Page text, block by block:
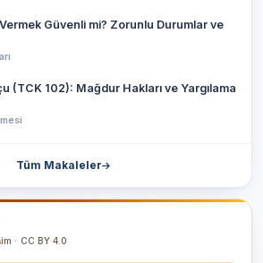
Güvenli mi? Zorunlu Durumlar ve
(TCK 102): Mağdur Hakları ve Yargılama
Tüm Makaleler
· CC BY 4.0